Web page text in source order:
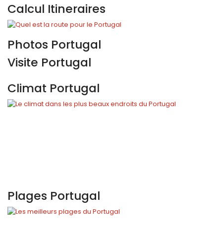
Calcul Itineraires
Photos Portugal
Visite Portugal
Climat Portugal
Plages Portugal